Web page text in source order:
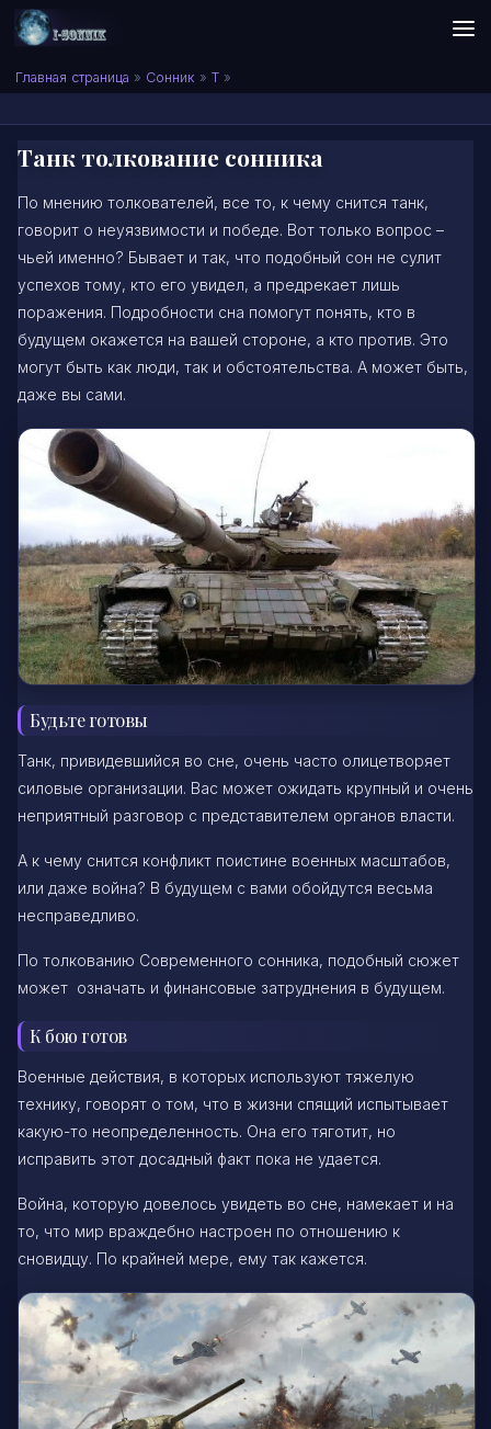
Skip to content
Сонник I-SONNIK.COM
Главная страница » Сонник » Т »
Танк толкование сонника
По мнению толкователей, все то, к чему снится танк,
говорит о неуязвимости и победе. Вот только вопрос –
чьей именно? Бывает и так, что подобный сон не сулит
успехов тому, кто его увидел, а предрекает лишь
поражения. Подробности сна помогут понять, кто в
будущем окажется на вашей стороне, а кто против. Это
могут быть как люди, так и обстоятельства. А может быть,
даже вы сами.
Будьте готовы
Танк, привидевшийся во сне, очень часто олицетворяет
силовые организации. Вас может ожидать крупный и очень
неприятный разговор с представителем органов власти.
А к чему снится конфликт поистине военных масштабов,
или даже война? В будущем с вами обойдутся весьма
несправедливо.
По толкованию Современного сонника, подобный сюжет
может означать и финансовые затруднения в будущем.
К бою готов
Военные действия, в которых используют тяжелую
технику, говорят о том, что в жизни спящий испытывает
какую-то неопределенность. Она его тяготит, но
исправить этот досадный факт пока не удается.
Война, которую довелось увидеть во сне, намекает и на
то, что мир враждебно настроен по отношению к
сновидцу. По крайней мере, ему так кажется.